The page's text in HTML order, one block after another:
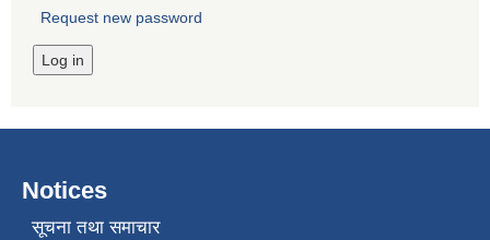
Request new password
Notices
सूचना तथा समाचार